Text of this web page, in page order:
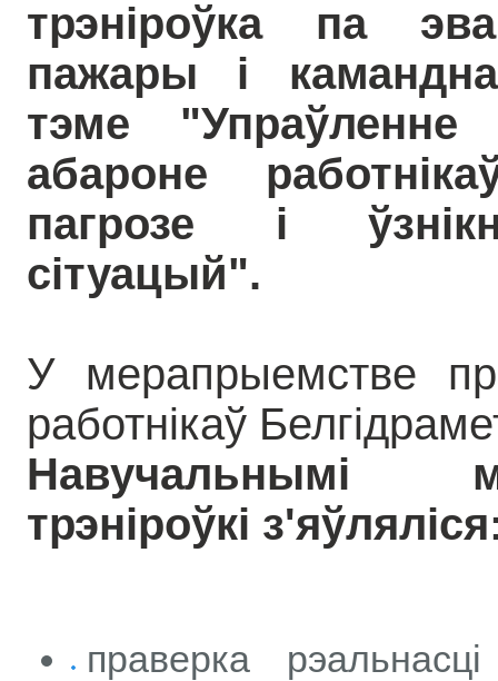
трэніроўка па
пажары і
тэме "Упраўленне
абароне
пагрозе і
сітуацый".
У мерапрыемстве
работнікаў
Навучальнымі
трэніроўкі
праверка